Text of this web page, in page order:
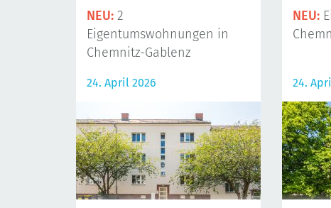
NEU: 2
Eigentumswohnungen in
Chemnitz-Gablenz
24. April 2026
NEU:
24.